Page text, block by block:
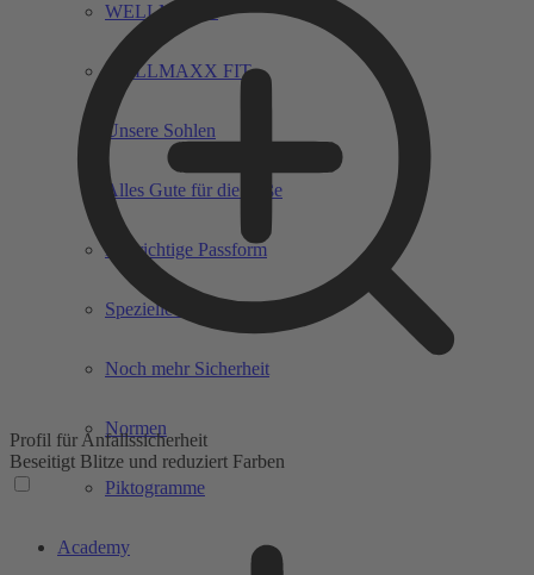
WELLMAXX
WELLMAXX FIT
Unsere Sohlen
Alles Gute für die Füße
Die richtige Passform
Spezielle Gefahren
Noch mehr Sicherheit
Normen
Piktogramme
Academy
Profil für Anfallssicherheit
Beseitigt Blitze und reduziert Farben